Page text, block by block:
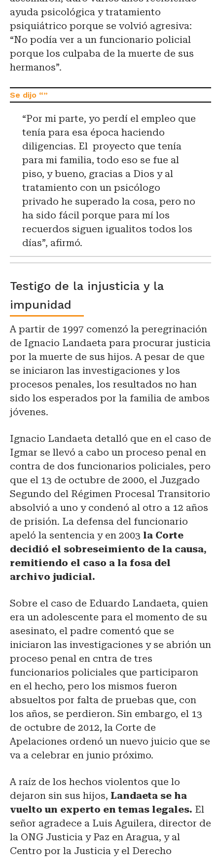
ayuda psicológica y tratamiento
psiquiátrico porque se volvió agresiva:
“No podía ver a un funcionario policial
porque los culpaba de la muerte de sus
hermanos”.
“Por mi parte, yo perdí el empleo que
tenía para esa época haciendo
diligencias. El proyecto que tenía
para mi familia, todo eso se fue al
piso, y bueno, gracias a Dios y al
tratamiento con un psicólogo
privado he superado la cosa, pero no
ha sido fácil porque para mí los
recuerdos siguen igualitos todos los
días”, afirmó.
Testigo de la injusticia y la
impunidad
A partir de 1997 comenzó la peregrinación
de Ignacio Landaeta para procurar justicia
por la muerte de sus hijos. A pesar de que
se iniciaron las investigaciones y los
procesos penales, los resultados no han
sido los esperados por la familia de ambos
jóvenes.
Ignacio Landaeta detalló que en el caso de
Igmar se llevó a cabo un proceso penal en
contra de dos funcionarios policiales, pero
que el 13 de octubre de 2000, el Juzgado
Segundo del Régimen Procesal Transitorio
absolvió a uno y condenó al otro a 12 años
de prisión. La defensa del funcionario
apeló la sentencia y en 2003 la Corte
decidió el sobreseimiento de la causa,
remitiendo el caso a la fosa del
archivo judicial.
Sobre el caso de Eduardo Landaeta, quien
era un adolescente para el momento de su
asesinato, el padre comentó que se
iniciaron las investigaciones y se abrión un
proceso penal en cntra de tres
funcionarios policiales que participaron
en el hecho, pero los mismos fueron
absueltos por falta de pruebas que, con
los años, se perdieron. Sin embargo, el 13
de octubre de 2012, la Corte de
Apelaciones ordenó un nuevo juicio que se
va a celebrar en junio próximo.
A raíz de los hechos violentos que lo
dejaron sin sus hijos, Landaeta se ha
vuelto un experto en temas legales. El
señor agradece a Luis Aguilera, director de
la ONG Justicia y Paz en Aragua, y al
Centro por la Justicia y el Derecho